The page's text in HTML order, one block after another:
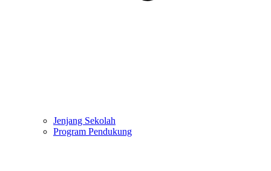
Jenjang Sekolah
Program Pendukung